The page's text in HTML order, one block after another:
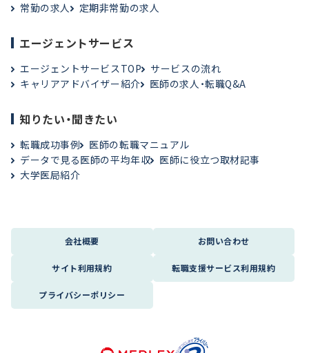
常勤の求人 定期非常勤の求人
エージェントサービス
エージェントサービスTOP
サービスの流れ
キャリアアドバイザー紹介
医師の求人・転職Q&A
知りたい・聞きたい
転職成功事例
医師の転職マニュアル
データで見る医師の平均年収
医師に役立つ取材記事
大学医局紹介
会社概要 お問い合わせ
サイト利用規約 転職支援サービス利用規約
プライバシーポリシー